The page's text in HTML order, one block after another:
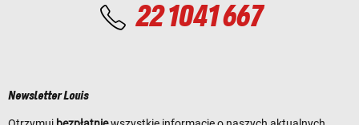
22 1041 667
Newsletter Louis